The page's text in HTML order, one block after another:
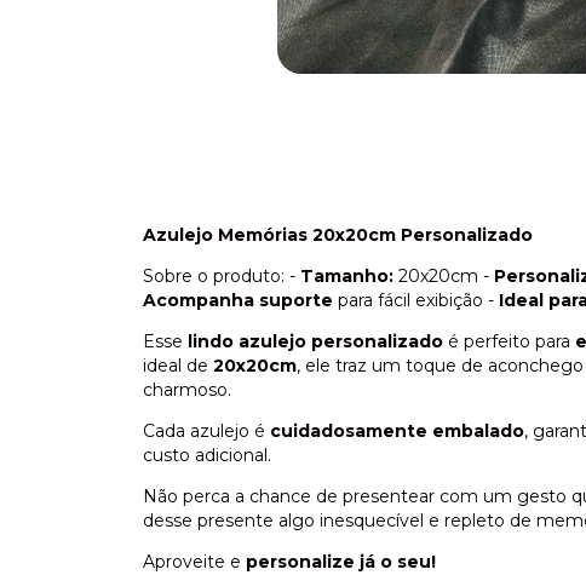
Azulejo Memórias 20x20cm Personalizado
Sobre o produto: - Tamanho: 20x20cm -
Acompanha suporte para fácil exibição - Ideal
Esse lindo azulejo personalizado é perfeito para
ideal de 20x20cm, ele traz um toque de
charmoso.
Cada azulejo é cuidadosamente embalado,
custo adicional.
Não perca a chance de presentear com um gesto
desse presente algo inesquecível e repleto de
Aproveite e personalize já o seu!